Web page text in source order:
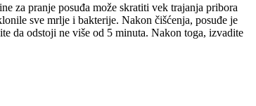
za pranje posuđa može skratiti vek trajanja pribora
sve mrlje i bakterije. Nakon čišćenja, posuđe je
da odstoji ne više od 5 minuta. Nakon toga, izvadite